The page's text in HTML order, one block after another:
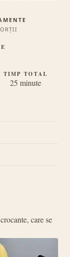
TIMP TOTAL
25 minute
care se